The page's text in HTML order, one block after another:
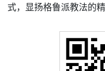
式，显扬格鲁派教法的精